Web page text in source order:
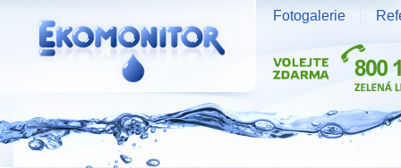
Vodní zdroje Ekomonitor spol. s r.o.
Fotogalerie